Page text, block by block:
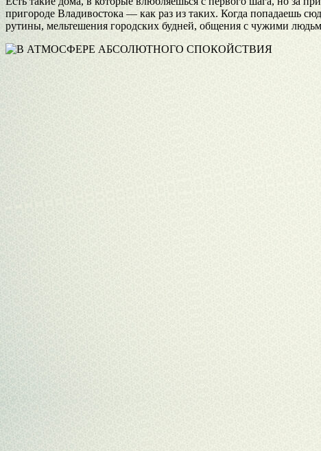
пригороде Владивостока — как раз из таких. Когда попадаешь
рутины, мельтешения городских будней, общения с чужими